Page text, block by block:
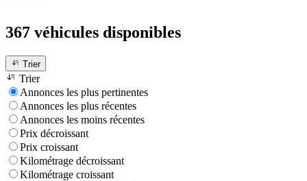
367 véhicules disponibles
Trier
Trier
Annonces les plus pertinentes
Annonces les plus récentes
Annonces les moins récentes
Prix décroissant
Prix croissant
Kilométrage décroissant
Kilométrage croissant